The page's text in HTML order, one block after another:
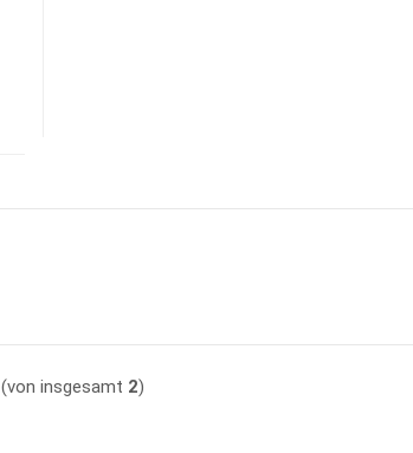
(von insgesamt 2)